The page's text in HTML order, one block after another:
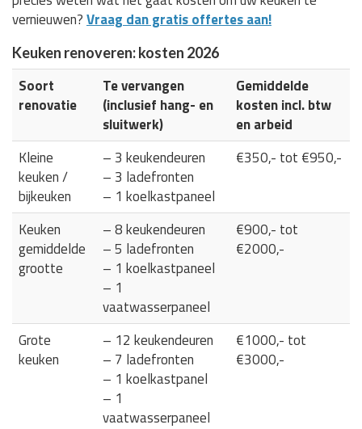
vernieuwen?Vraag dan gratis offertes aan!
Keuken renoveren: kosten 2026
Soort
renovatie
Te vervangen
(inclusief hang- en
sluitwerk)
Gemiddelde
kosten incl. btw
en arbeid
Kleine
keuken /
bijkeuken
– 3 keukendeuren
– 3 ladefronten
– 1 koelkastpaneel
€350,- tot €950,-
Keuken
gemiddelde
grootte
– 8 keukendeuren
– 5 ladefronten
– 1 koelkastpaneel
– 1
vaatwasserpaneel
€900,- tot
€2000,-
Grote
keuken
– 12 keukendeuren
– 7 ladefronten
– 1 koelkastpanel
– 1
vaatwasserpaneel
€1000,- tot
€3000,-